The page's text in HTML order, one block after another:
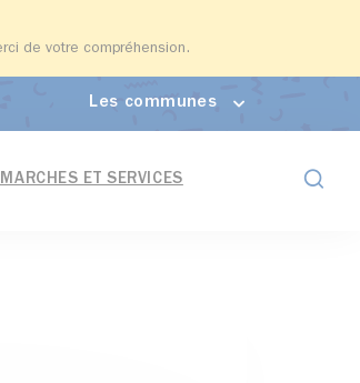
de votre compréhension.
Les communes
ET SERVICES